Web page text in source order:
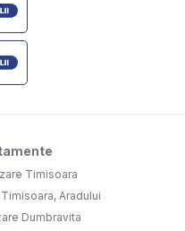
Timisoara
Aradului
Dumbravita